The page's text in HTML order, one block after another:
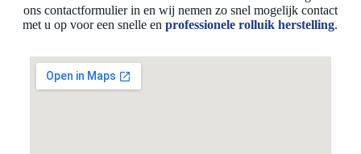
ons contactformulier in en wij nemen zo snel mogelijk contact
met u op voor een snelle enprofessionele rolluik herstelling.